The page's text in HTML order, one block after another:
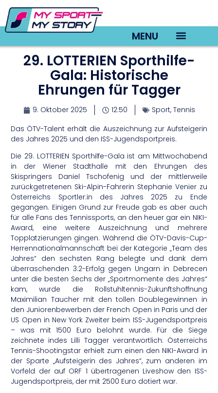
MENU
29. LOTTERIEN Sporthilfe-
Gala: Historische
Ehrungen für Tagger
9. Oktober 2025 12:50 Sport, Tennis
Das ÖTV-Talent erhält die Auszeichnung zur Aufsteigerin
des Jahres 2025 und den ISS-Jugendsportpreis.
Die 29. LOTTERIEN Sporthilfe-Gala ist am Mittwochabend
in der Wiener Stadthalle mit den Ehrungen des
Skispringers Daniel Tschofenig und der mittlerweile
zurückgetretenen Ski-Alpin-Fahrerin Stephanie Venier zu
Österreichs Sportler:in des Jahres 2025 zu Ende
gegangen. Einigen Grund zur Freude gab es aber auch
für alle Fans des Tennissports, an den heuer gar ein NIKI-
Award, eine weitere Auszeichnung und mehrere
Topplatzierungen gingen. Während die ÖTV-Davis-Cup-
Herrennationalmannschaft bei der Kategorie „Team des
Jahres“ den sechsten Rang belegte und dank dem
überraschenden 3:2-Erfolg gegen Ungarn in Debrecen
unter die besten Sechs der „Sportmomente des Jahres“
kam, wurde die Rollstuhltennis-Zukunftshoffnung
Maximilian Taucher mit den tollen Doublegewinnen in
den Juniorenbewerben der French Open in Paris und der
US Open in New York Zweiter beim ISS-Jugendsportpreis
– was mit 1500 Euro belohnt wurde. Für die Siege
zeichnete indes Lilli Tagger verantwortlich: Österreichs
Tennis-Shootingstar erhielt zum einen den NIKI-Award in
der Sparte „Aufsteigerin des Jahres“, zum anderen im
Vorfeld der auf ORF 1 übertragenen Liveshow den ISS-
Jugendsportpreis, der mit 2500 Euro dotiert war.